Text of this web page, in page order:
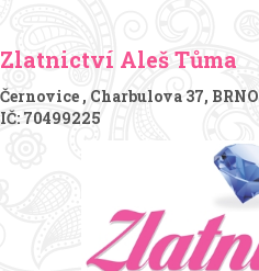
Zlatnictví Aleš Tůma
Černovice , Charbulova 37, BRNO
IČ: 70499225